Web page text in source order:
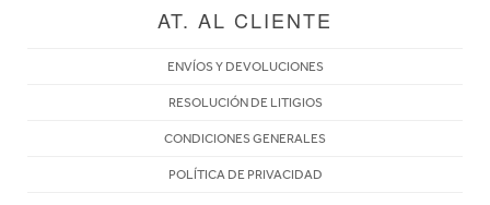
AT. AL CLIENTE
ENVÍOS Y DEVOLUCIONES
RESOLUCIÓN DE LITIGIOS
CONDICIONES GENERALES
POLÍTICA DE PRIVACIDAD